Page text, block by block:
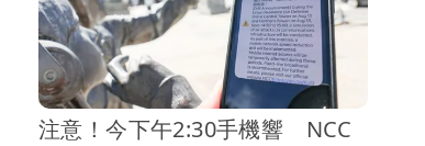
注意！今下午2:30手機響 NCC